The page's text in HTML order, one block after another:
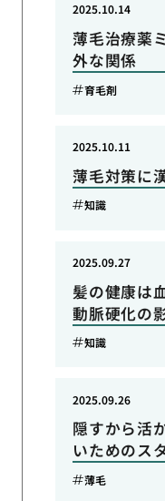
薄毛治療薬
外な関係
2025.10.14
育毛剤
薄毛対策に
2025.10.11
知識
髪の健康は
動脈硬化の
2025.09.27
知識
隠すから活
いためのス
2025.09.26
薄毛